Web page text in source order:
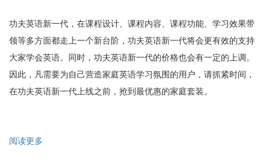
功夫英语新一代，在课程设计、课程内容、课程功能、学习效果带
领等多方面都走上一个新台阶，功夫英语新一代将会更有效的支持
大家学会英语。同时，功夫英语新一代的价格也会有一定的上调。
因此，凡需要为自己营造家庭英语学习氛围的用户，请抓紧时间，
在功夫英语新一代上线之前，抢到最优惠的家庭套装。
阅读更多